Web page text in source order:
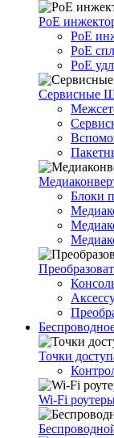
PoE
PoE
PoE
PoE
Сервисные
Блоки
Точки
Wi-Fi